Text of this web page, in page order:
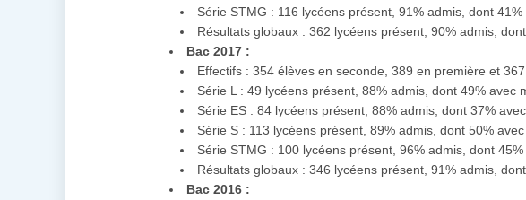
Série STMG : 116 lycéens présent, 91% admis, dont
Résultats globaux : 362 lycéens présent, 90% admis,
Bac 2017 :
Effectifs : 354 élèves en seconde, 389 en première et
Série L : 49 lycéens présent, 88% admis, dont 49% avec
Série ES : 84 lycéens présent, 88% admis, dont 37%
Série S : 113 lycéens présent, 89% admis, dont 50%
Série STMG : 100 lycéens présent, 96% admis, dont
Résultats globaux : 346 lycéens présent, 91% admis,
Bac 2016 :